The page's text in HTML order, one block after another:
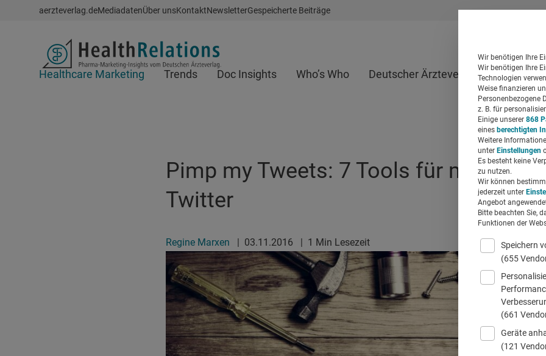
Schnellzugriff
aerzteverlag.deMediadatenÜber unsKontaktNewsletterGespeicherte Beiträge
Header
Healthcare Marketing Trends Doc Insights Who’s Who Deutscher Ärzteverlag
Pimp my Tweets: 7 Tools für mehr
Twitter
Regine Marxen | 03.11.2016 | 1 Min Lesezeit
Wir benötigen Ihre
Wir benötigen Ihre
Technologien
Weise finanzieren
Personenbezogene
z. B. für
Einige unserer 868
eines berechtigten
Weitere
unter Einstellungen
Es besteht keine
zu nutzen.
Wir können
jederzeit unter
Angebot
Bitte beachten Sie,
Funktionen der
Speichern
(655
(661
Geräte
(121